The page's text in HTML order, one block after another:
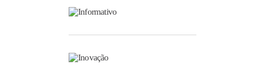
Informativo
Inovação